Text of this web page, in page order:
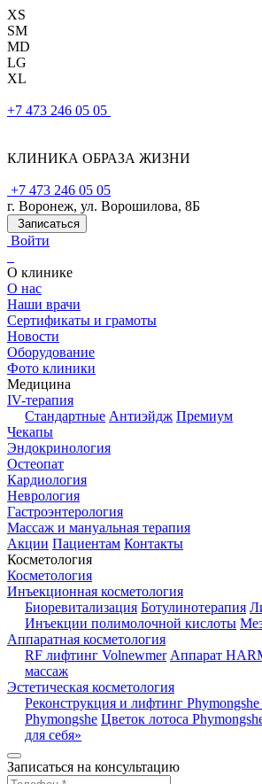
XS
SM
MD
LG
XL
+7 473 246 05 05
КЛИНИКА ОБРАЗА ЖИЗНИ
+7 473 246 05 05
г. Воронеж, ул. Ворошилова, 8Б
Записаться
Войти
О клинике
О нас
Наши врачи
Сертификаты и грамоты
Новости
Оборудование
Фото клиники
Медицина
IV-терапия
Стандартные Антиэйдж Премиум
Чекапы
Эндокринология
Остеопат
Кардиология
Неврология
Гастроэнтерология
Массаж и мануальная терапия
Акции Пациентам Контакты
Косметология
Косметология
Инъекционная косметология
Биоревитализация Ботулинотерапия
Инъекции полимолочной кислоты
Аппаратная косметология
RF лифтинг Volnewmer Аппарат
массаж
Эстетическая косметология
Реконструкция и лифтинг Phymongshe
Phymongshe Цветок лотоса
для себя»
Записаться на консультацию